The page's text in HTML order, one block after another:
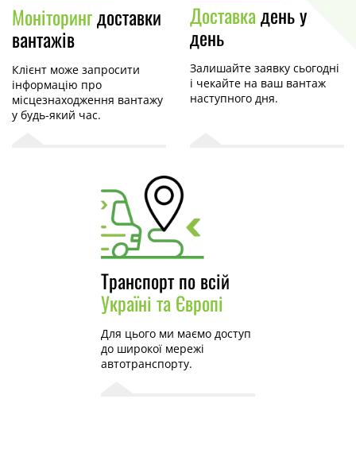
Моніторингдоставки
вантажів
Клієнт може запросити
інформацію про
місцезнаходження вантажу
у будь-який час.
Доставкадень у
день
Залишайте заявку сьогодні
і чекайте на ваш вантаж
наступного дня.
Транспорт по всій
Україні та Європі
Для цього ми маємо доступ
до широкої мережі
автотранспорту.